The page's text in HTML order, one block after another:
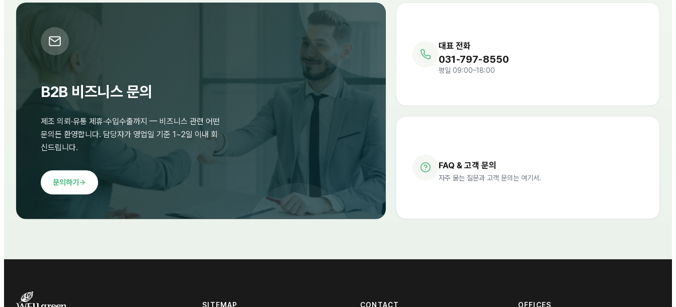
B2B 비즈니스 문의
제조 의뢰·유통 제휴·수입수출까지 — 비즈니스 관련 어떤
문의든 환영합니다. 담당자가 영업일 기준 1~2일 이내 회
신드립니다.
문의하기
대표 전화
031-797-8550
평일 09:00–18:00
FAQ & 고객 문의
자주 묻는 질문과 고객 문의는 여기서.
SITEMAP CONTACT OFFICES